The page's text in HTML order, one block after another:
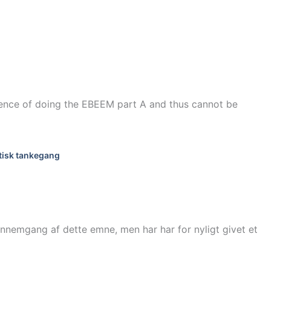
of doing the EBEEM part A and thus cannot be
tankegang
af dette emne, men har har for nyligt givet et